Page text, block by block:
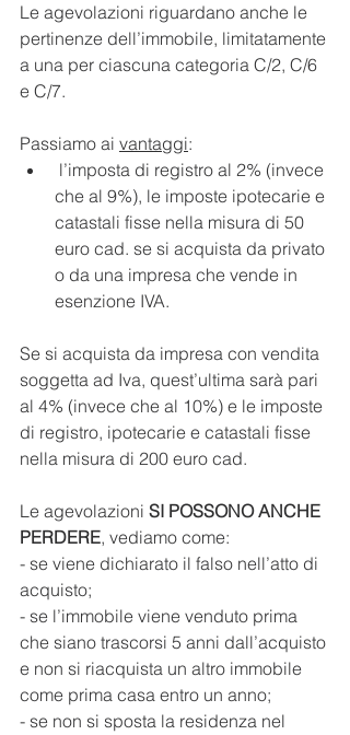
Le agevolazioni riguardano anche le
pertinenze dell’immobile, limitatamente
a una per ciascuna categoria C/2, C/6
e C/7.
Passiamo ai vantaggi:
che al 9%), le imposte ipotecarie e
catastali fisse nella misura di 50
euro cad. se si acquista da privato
o da una impresa che vende in
esenzione IVA.
Se si acquista da impresa con vendita
soggetta ad Iva, quest’ultima sarà pari
al 4% (invece che al 10%) e le imposte
di registro, ipotecarie e catastali fisse
nella misura di 200 euro cad.
Le agevolazioni SI POSSONO ANCHE
PERDERE, vediamo come:
- se viene dichiarato il falso nell’atto di
acquisto;
- se l’immobile viene venduto prima
che siano trascorsi 5 anni dall’acquisto
e non si riacquista un altro immobile
come prima casa entro un anno;
- se non si sposta la residenza nel